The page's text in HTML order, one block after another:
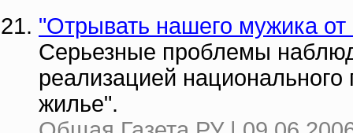
"Отрывать нашего мужика от
Серьезные проблемы
реализацией
жилье".